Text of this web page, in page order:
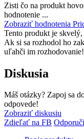
Zisti čo na produkt
hodnotenie ...
Zobraziť hodnotenia
Tento produkt je skvelý,
Ak si sa rozhodol ho
uľahči im rozhodovanie!
Diskusia
Máš otázky? Zapoj sa
odpovede!
Zobraziť diskusiu
Zdieľať na FB